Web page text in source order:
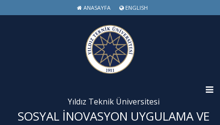
ANASAYFA ENGLISH
Yıldız Teknik Üniversitesi
SOSYAL İNOVASYON UYGULAMA VE